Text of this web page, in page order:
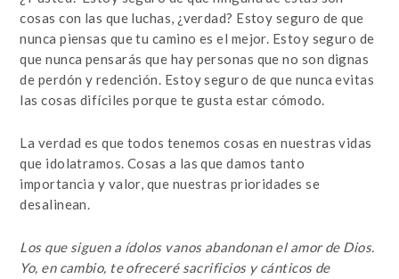
cosas con las que luchas, ¿verdad? Estoy seguro de que
nunca piensas que tu camino es el mejor. Estoy seguro de
que nunca pensarás que hay personas que no son dignas
de perdón y redención. Estoy seguro de que nunca evitas
las cosas difíciles porque te gusta estar cómodo.
La verdad es que todos tenemos cosas en nuestras vidas
que idolatramos. Cosas a las que damos tanto
importancia y valor, que nuestras prioridades se
desalinean.
Los que siguen a ídolos vanos abandonan el amor de Dios.
Yo, en cambio, te ofreceré sacrificios y cánticos de